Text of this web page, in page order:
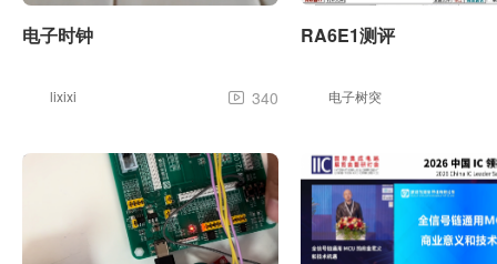
电子时钟
lixixi  340
RA6E1测评
电子树突